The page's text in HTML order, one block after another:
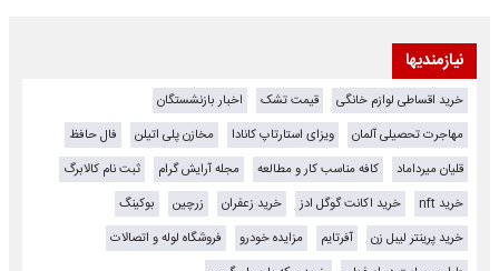
نیازمندیها
خرید اقساطی لوازم خانگی قیمت تشک
اخبار بازنشستگان
مهاجرت تحصیلی آلمان
ویزای استارتاپ کانادا مخازن پلی اتیلن
فال حافظ
قلیان میرداماد
کافه مناسب کار و مطالعه مجله آرایش گرام
ثبت نام کالابرگ
خرید nft
خرید اکانت گوگل ادز خرید زعفران زرچین
بوکینگ
خرید پرینتر لیبل زن
آفرتایم مزایده خودرو
فروشگاه لوله و اتصالات